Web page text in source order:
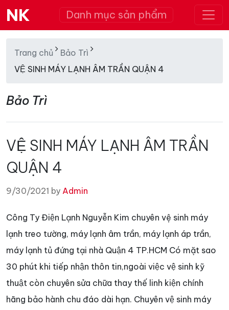
NK Danh mục sản phẩm
Trang chủ
Bảo Trì
VỆ SINH MÁY LẠNH ÂM TRẦN QUẬN 4
Bảo Trì
VỆ SINH MÁY LẠNH ÂM TRẦN
QUẬN 4
9/30/2021 by Admin
Công Ty Điện Lạnh Nguyễn Kim chuyên vệ sinh máy
lạnh treo tường, máy lạnh âm trần, máy lạnh áp trần,
máy lạnh tủ đứng tại nhà Quận 4 TP.HCM Có mặt sao
30 phút khi tiếp nhận thôn tin,ngoài việc vệ sinh kỹ
thuật còn chuyên sửa chữa thay thế linh kiện chính
hãng bảo hành chu đáo dài hạn. Chuyên vệ sinh máy